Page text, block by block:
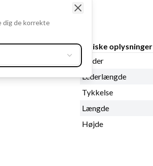
Fysiske oplysninger
Fjeder
Lederlængde
Tykkelse
Længde
Højde
dig de korrekte